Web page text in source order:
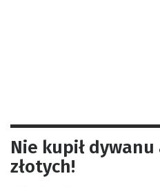
Nie kupił dywanu
złotych!